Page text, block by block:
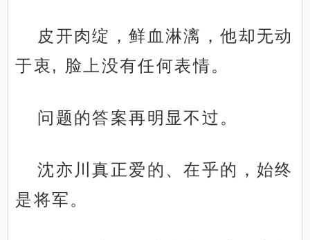
皮开肉绽，鲜血淋漓，他却无动
于衷, 脸上没有任何表情。
问题的答案再明显不过。
沈亦川真正爱的、在乎的，始终
是将军。